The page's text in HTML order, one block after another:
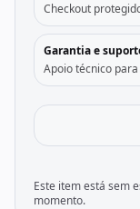
Checkout
Garantia e
Apoio técnico
Este item está sem
momento.